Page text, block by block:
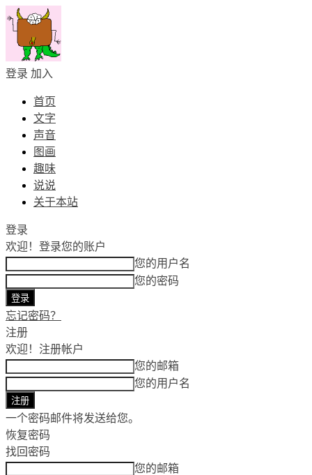
登录 加入
首页
文字
声音
图画
趣味
说说
关于本站
登录
欢迎！ 登录您的账户
您的用户名
您的密码
忘记密码？
注册
欢迎！ 注册帐户
您的邮箱
您的用户名
一个密码邮件将发送给您。
恢复密码
找回密码
您的邮箱